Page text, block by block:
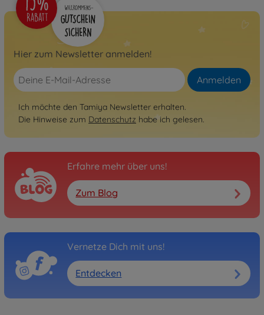
Hier zum Newsletter anmelden!
Anmelden
Ich möchte den Tamiya Newsletter erhalten.
Die Hinweise zum Datenschutz habe ich gelesen.
Erfahre mehr über uns!
Zum Blog
Vernetze Dich mit uns!
Entdecken